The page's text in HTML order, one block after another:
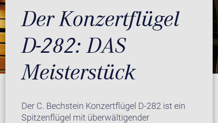
Der Konzertflügel
D-282: DAS
Meisterstück
Der C. Bechstein Konzertflügel D-282 ist ein
Spitzenflügel mit überwältigender